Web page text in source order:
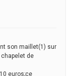
son maillet(1) sur
chapelet de
euros;ce